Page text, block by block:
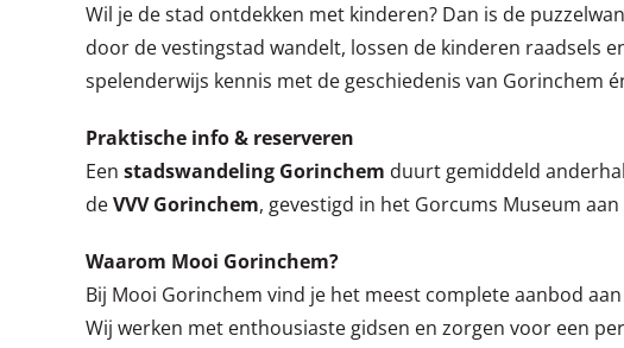
Wil je de stad ontdekken met kinderen? Dan is de
door de vestingstad wandelt, lossen de kinderen raadsels
spelenderwijs kennis met de geschiedenis van Gorinchem
Praktische info & reserveren
Een stadswandeling Gorinchem duurt gemiddeld
deVVV Gorinchem, gevestigd in het Gorcums Museum
Waarom Mooi Gorinchem?
Bij Mooi Gorinchem vind je het meest complete aanbod
Wij werken met enthousiaste gidsen en zorgen voor een